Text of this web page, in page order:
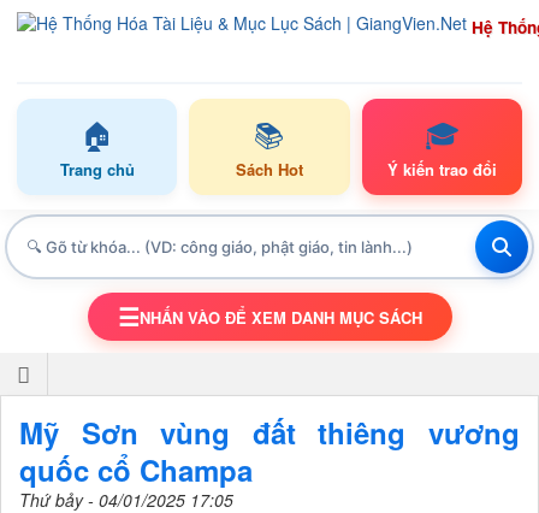
Hệ
🏠
Trang chủ
📚
Sách Hot
🎓
Ý kiến trao đổi
TOGGLE NAVIGATION
☰NHẤN VÀO ĐỂ XEM DANH MỤC SÁCH
Mỹ Sơn vùng đất thiêng vương
quốc cổ Champa
Thứ bảy - 04/01/2025 17:05